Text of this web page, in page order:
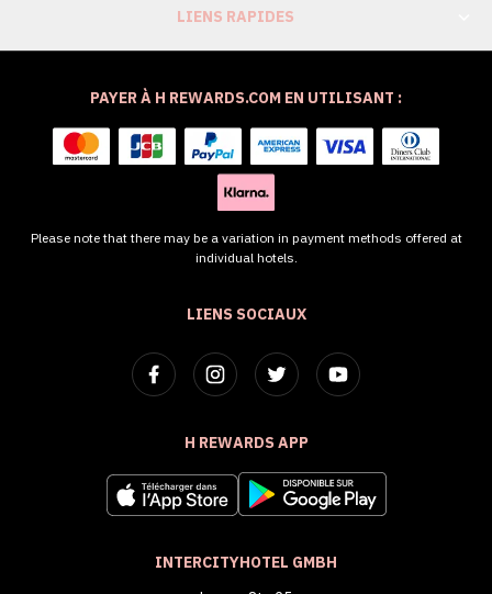
LIENS RAPIDES
LIENS SOCIAUX
H REWARDS APP
INTERCITYHOTEL GMBH
PAYER À H REWARDS.COM EN UTILISANT :
Please note that there may be a variation in payment methods offered at
individual hotels.